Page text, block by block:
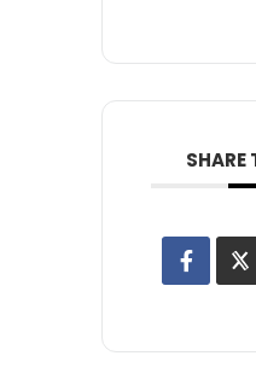
SHARE